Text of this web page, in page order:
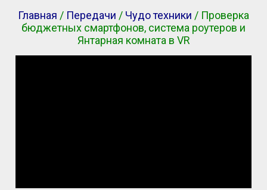
Главная / Передачи / Чудо техники / Проверка
бюджетных смартфонов, система роутеров и
Янтарная комната в VR